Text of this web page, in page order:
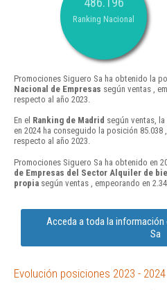
Ranking Nacional
Promociones Siguero Sa ha obtenido la
Nacional de Empresas según ventas ,
respecto al año 2023.
En el Ranking de Madrid según ventas,
en 2024 ha conseguido la posición
respecto al año 2023.
Promociones Siguero Sa ha obtenido en
de Empresas del Sector Alquiler de
propia según ventas , empeorando en
Acceda a toda la
Sa
Evolución posiciones 2023 - 2024